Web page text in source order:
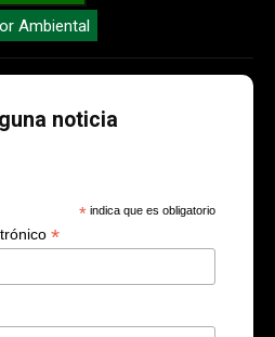
Ambiental
noticia
* indica que es obligatorio
*